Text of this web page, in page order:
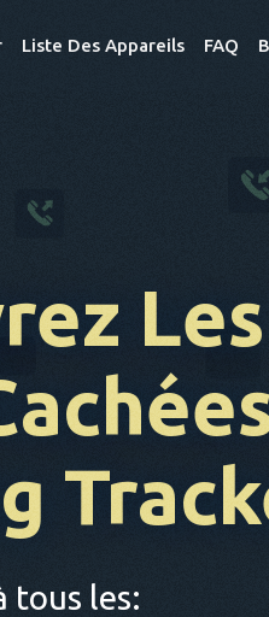
Liste Des Appareils FAQ
Les
tous les: